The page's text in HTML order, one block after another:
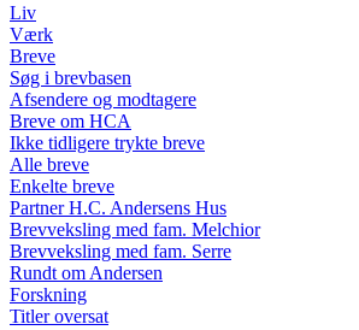
Liv
Værk
Breve
Søg i brevbasen
Afsendere og modtagere
Breve om HCA
Ikke tidligere trykte breve
Alle breve
Enkelte breve
Partner H.C. Andersens Hus
Brevveksling med fam. Melchior
Brevveksling med fam. Serre
Rundt om Andersen
Forskning
Titler oversat